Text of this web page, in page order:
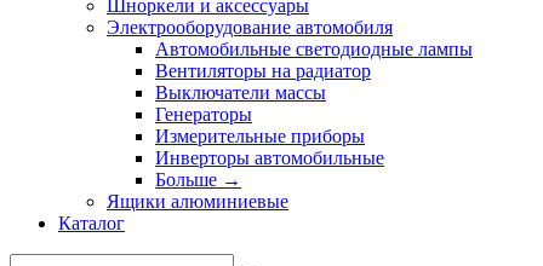
Шноркели и аксессуары
Электрооборудование автомобиля
Автомобильные светодиодные лампы
Вентиляторы на радиатор
Выключатели массы
Генераторы
Измерительные приборы
Инверторы автомобильные
Больше →
Ящики алюминиевые
Каталог